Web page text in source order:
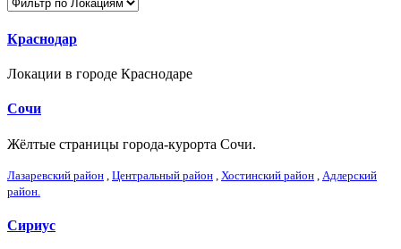
Краснодар
Локации в городе Краснодаре
Сочи
Жёлтые страницы города-курорта Сочи.
Лазаревский район Центральный район Хостинский район
Адлерский
район.
Сириус